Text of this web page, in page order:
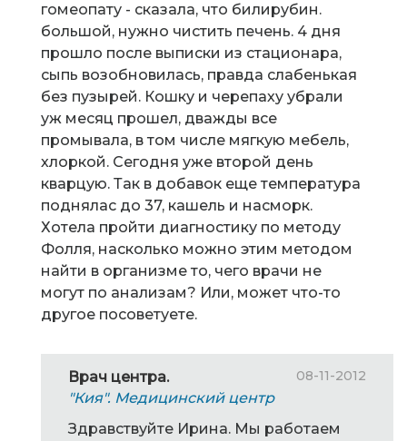
гомеопату - сказала, что билирубин.
большой, нужно чистить печень. 4 дня
прошло после выписки из стационара,
сыпь возобновилась, правда слабенькая
без пузырей. Кошку и черепаху убрали
уж месяц прошел, дважды все
промывала, в том числе мягкую мебель,
хлоркой. Сегодня уже второй день
кварцую. Так в добавок еще температура
поднялас до 37, кашель и насморк.
Хотела пройти диагностику по методу
Фолля, насколько можно этим методом
найти в организме то, чего врачи не
могут по анализам? Или, может что-то
другое посоветуете.
Врач центра. 08-11-2012
"Кия". Медицинский центр
Здравствуйте Ирина. Мы работаем